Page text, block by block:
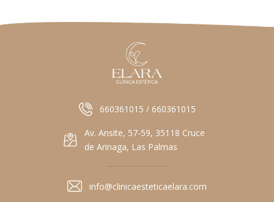
660361015 / 660361015
Av. Ansite, 57-59, 35118 Cruce
de Arinaga, Las Palmas
info@clinicaesteticaelara.com